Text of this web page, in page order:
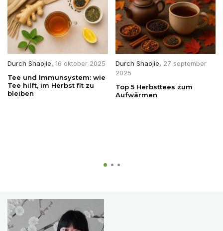
Durch Shaojie, 16 oktober 2025
Tee und Immunsystem: wie
Tee hilft, im Herbst fit zu
bleiben
Durch Shaojie, 27 september
2025
Top 5 Herbsttees zum
Aufwärmen